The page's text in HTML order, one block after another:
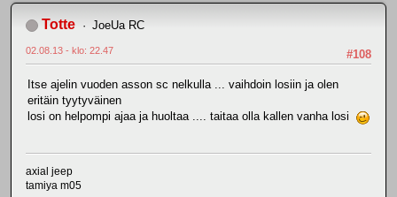
Totte JoeUa RC
#108
02.08.13 - klo: 22.47
Itse ajelin vuoden asson sc nelkulla ... vaihdoin losiin ja olen
eritäin tyytyväinen
losi on helpompi ajaa ja huoltaa .... taitaa olla kallen vanha losi
axial jeep
tamiya m05